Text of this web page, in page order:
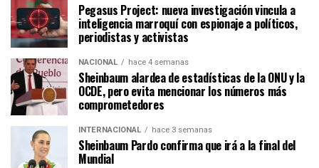
Pegasus Project: nueva investigación vincula a
inteligencia marroquí con espionaje a políticos,
periodistas y activistas
NACIONAL hace 4 semanas
Sheinbaum alardea de estadísticas de la ONU y la
OCDE, pero evita mencionar los números más
comprometedores
INTERNACIONAL hace 3 semanas
Sheinbaum Pardo confirma que irá a la final del
Mundial